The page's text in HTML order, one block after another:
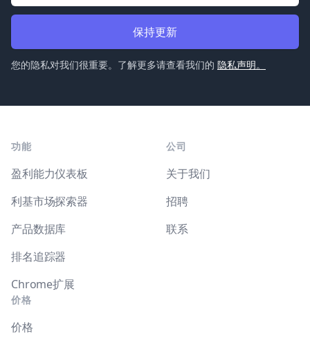
保持更新
您的隐私对我们很重要。了解更多请查看我们的 隐私声明。
功能
盈利能力仪表板
利基市场探索器
产品数据库
排名追踪器
Chrome扩展
价格
价格
公司
关于我们
招聘
联系